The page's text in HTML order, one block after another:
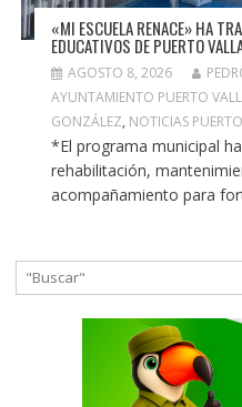
«MI ESCUELA RENACE» HA
EDUCATIVOS DE PUERTO
AGOSTO 8, 2026
AYUNTAMIENTO PUERTO
GONZÁLEZ, NOTICIAS
*El programa municipal
rehabilitación,
acompañamiento para